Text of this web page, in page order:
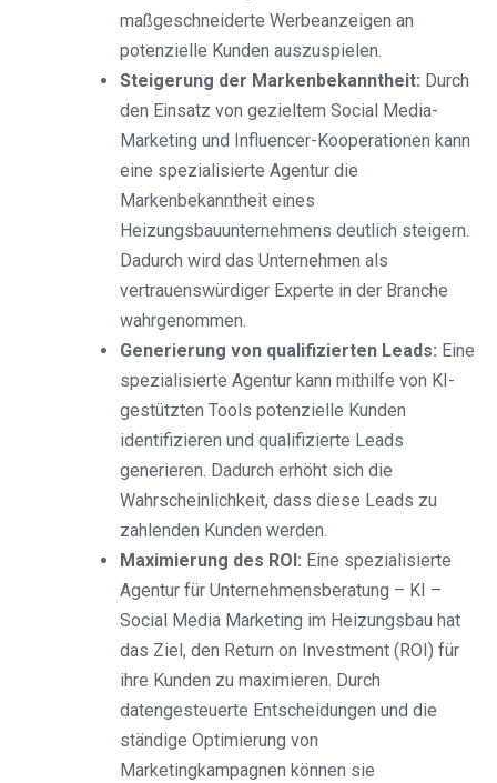
maßgeschneiderte Werbeanzeigen an
potenzielle Kunden auszuspielen.
Steigerung der Markenbekanntheit: Durch
den Einsatz von gezieltem Social Media-
Marketing und Influencer-Kooperationen kann
eine spezialisierte Agentur die
Markenbekanntheit eines
Heizungsbauunternehmens deutlich steigern.
Dadurch wird das Unternehmen als
vertrauenswürdiger Experte in der Branche
wahrgenommen.
Generierung von qualifizierten Leads: Eine
spezialisierte Agentur kann mithilfe von KI-
gestützten Tools potenzielle Kunden
identifizieren und qualifizierte Leads
generieren. Dadurch erhöht sich die
Wahrscheinlichkeit, dass diese Leads zu
zahlenden Kunden werden.
Maximierung des ROI: Eine spezialisierte
Agentur für Unternehmensberatung – KI –
Social Media Marketing im Heizungsbau hat
das Ziel, den Return on Investment (ROI) für
ihre Kunden zu maximieren. Durch
datengesteuerte Entscheidungen und die
ständige Optimierung von
Marketingkampagnen können sie